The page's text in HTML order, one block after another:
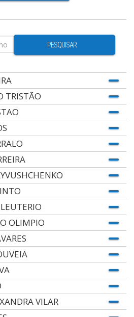
PESQUISAR
TRISTÃO
OLIMPIO
VILAR